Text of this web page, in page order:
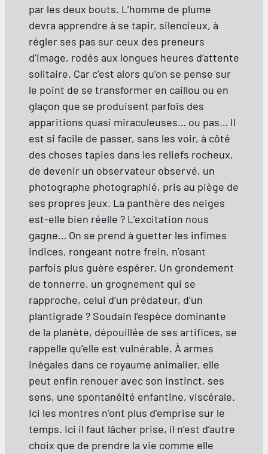
par les deux bouts. L’homme de plume
devra apprendre à se tapir, silencieux, à
régler ses pas sur ceux des preneurs
d’image, rodés aux longues heures d’attente
solitaire. Car c’est alors qu’on se pense sur
le point de se transformer en caillou ou en
glaçon que se produisent parfois des
apparitions quasi miraculeuses… ou pas… Il
est si facile de passer, sans les voir, à côté
des choses tapies dans les reliefs rocheux,
de devenir un observateur observé, un
photographe photographié, pris au piège de
ses propres jeux. La panthère des neiges
est-elle bien réelle ? L’excitation nous
gagne… On se prend à guetter les infimes
indices, rongeant notre frein, n’osant
parfois plus guère espérer. Un grondement
de tonnerre, un grognement qui se
rapproche, celui d’un prédateur, d’un
plantigrade ? Soudain l’espèce dominante
de la planète, dépouillée de ses artifices, se
rappelle qu’elle est vulnérable. À armes
inégales dans ce royaume animalier, elle
peut enfin renouer avec son instinct, ses
sens, une spontanéité enfantine, viscérale.
Ici les montres n’ont plus d’emprise sur le
temps. Ici il faut lâcher prise, il n’est d’autre
choix que de prendre la vie comme elle